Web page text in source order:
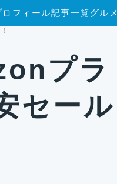
ロフィール記事一覧グルメ
プラ
セール